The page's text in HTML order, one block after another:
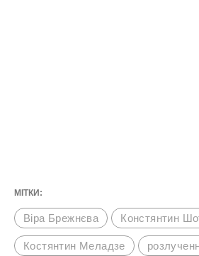
МІТКИ:
Віра Брежнєва Констянтин
Костянтин Меладзе